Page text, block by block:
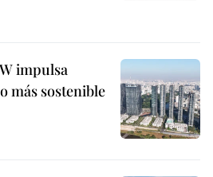
impulsa
más sostenible